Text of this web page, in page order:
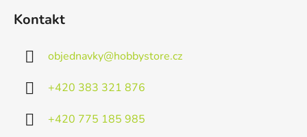
Kontakt
objednavky@hobbystore.cz
+420 383 321 876
+420 775 185 985